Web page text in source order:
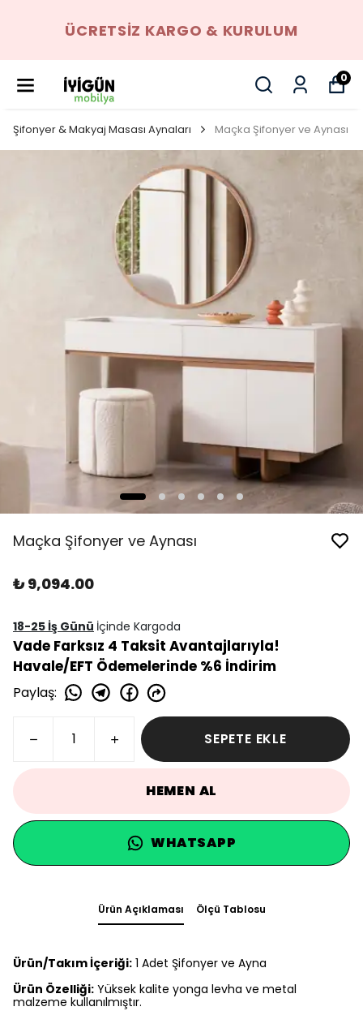
ÜCRETSIZ KARGO & KURULUM
0
Şifonyer & Makyaj Masası Aynaları Maçka Şifonyer ve Aynası
Maçka Şifonyer ve Aynası
₺ 9,094.00
18-25 İş Günü İçinde Kargoda
Vade Farksız 4 Taksit Avantajlarıyla!
Havale/EFT Ödemelerinde %6 İndirim
Paylaş:
SEPETE EKLE
HEMEN AL
WHATSAPP
Ürün Açıklaması Ölçü Tablosu
Ürün/Takım İçeriği: 1 Adet Şifonyer ve Ayna
Ürün Özelliği: Yüksek kalite yonga levha ve metal
malzeme kullanılmıştır.